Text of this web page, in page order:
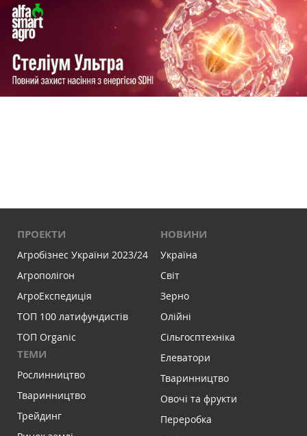
ПРОЕКТИ
Агробізнес України 2023/24
Агрополігон
АгроЕкспедиція
ТОП 100 латифундистів
ТОП Organic
ТЕМИ
Рослинництво
Тваринництво
Трейдинг
НОВИНИ
Україна
Світ
Зерно
Олійні
Сільгосптехніка
Елеватори
Тваринництво
Овочі та фрукти
Переробка